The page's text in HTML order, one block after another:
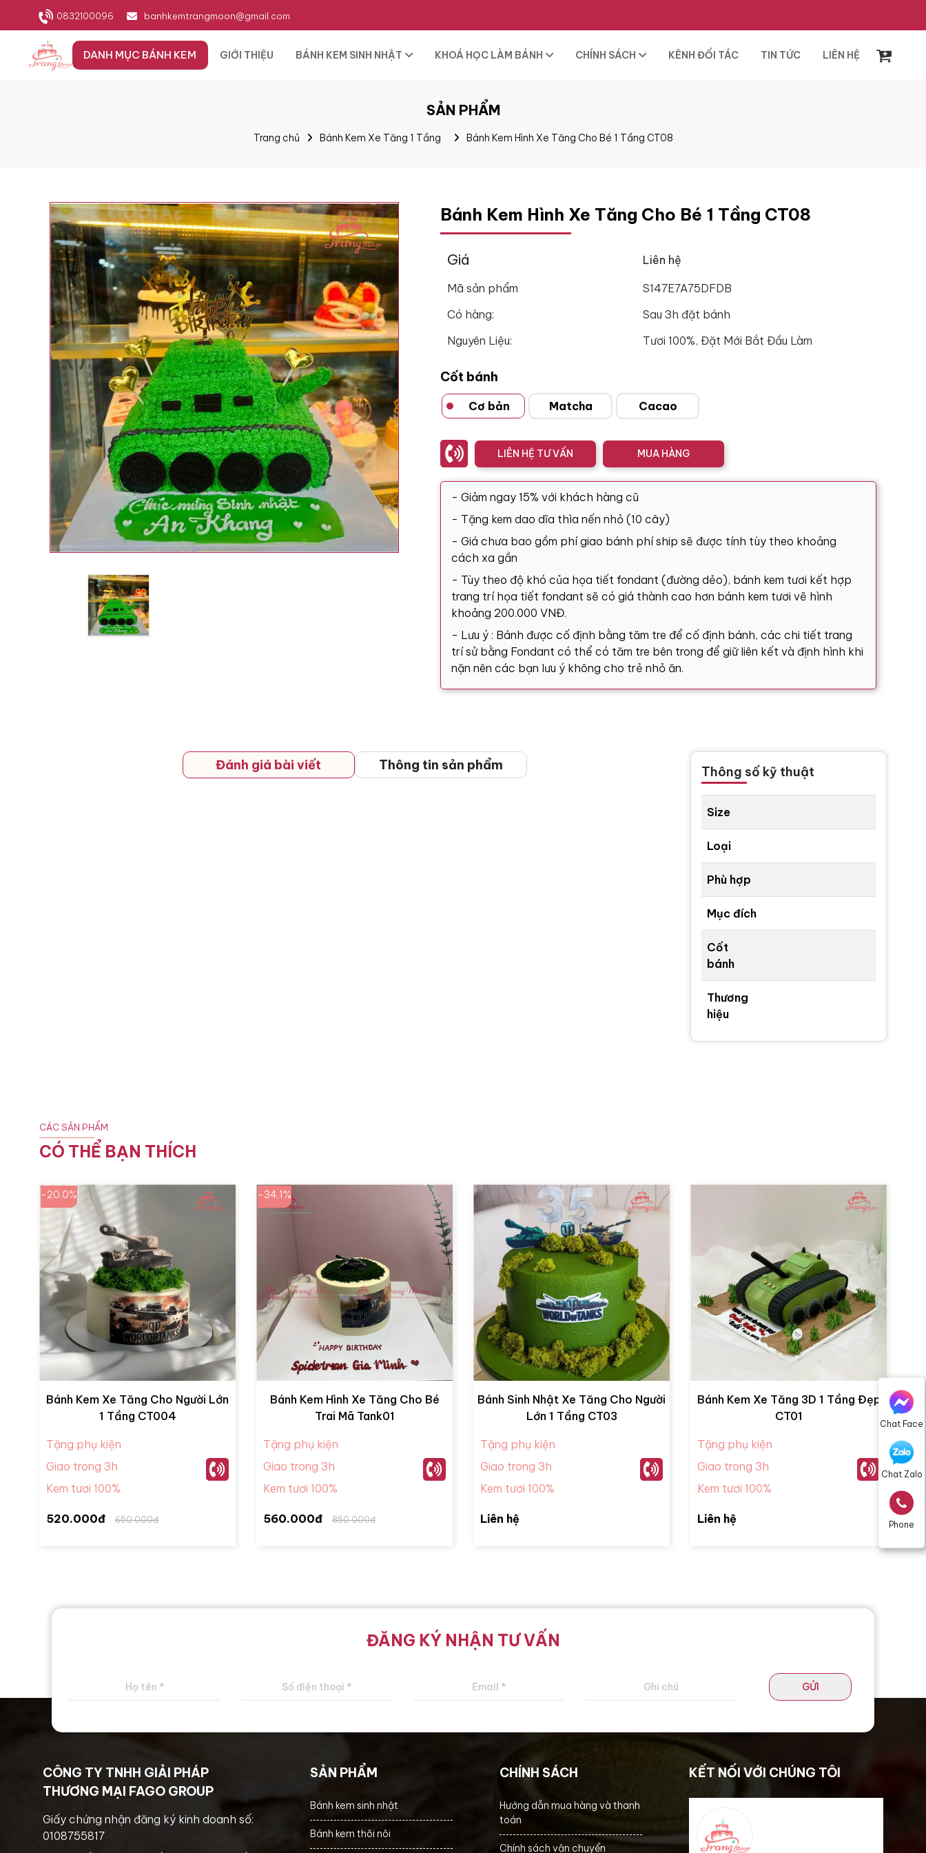
0832100096 banhkemtrangmoon@gmail.com
DANH MỤC BÁNH KEM GIỚI THIỆU BÁNH KEM SINH NHẬT KHOÁ HỌC LÀM BÁNH CHÍNH SÁCH KÊNH ĐỐI TÁC TIN TỨC LIÊN HỆ
Chat Face
Chat Zalo
Phone
SẢN PHẨM
Trang chủ Bánh Kem Xe Tăng 1 Tầng Bánh Kem Hình Xe Tăng Cho Bé 1 Tầng CT08
Bánh Kem Hình Xe Tăng Cho Bé 1 Tầng CT08
Giá Liên hệ
Mã sản phẩm
S147E7A75DFDB
Có hàng:
Sau 3h đặt bánh
Nguyên Liệu:
Tươi 100%, Đặt Mới Bắt Đầu Làm
Cốt bánh
Cơ bản Matcha Cacao
LIÊN HỆ TƯ VẤN MUA HÀNG
- Giảm ngay 15% với khách hàng cũ
- Tặng kem dao dĩa thìa nến nhỏ (10 cây)
- Giá chưa bao gồm phí giao bánh phí ship sẽ được tính tùy theo khoảng
cách xa gần
- Tùy theo độ khó của họa tiết fondant (đường dẻo), bánh kem tươi kết hợp
trang trí họa tiết fondant sẽ có giá thành cao hơn bánh kem tươi vẽ hình
khoảng 200.000 VNĐ.
- Lưu ý : Bánh được cố định bằng tăm tre để cố định bánh, các chi tiết trang
trí sử bằng Fondant có thể có tăm tre bên trong để giữ liên kết và định hình khi
nặn nên các bạn lưu ý không cho trẻ nhỏ ăn.
Đánh giá bài viết Thông tin sản phẩm Thông số kỹ thuật
Size
Loại
Phù hợp
Mục đích
Cốt
bánh
Thương
hiệu
CÁC SẢN PHẨM
CÓ THỂ BẠN THÍCH
-20.0%
Bánh Kem Xe Tăng Cho Người Lớn
1 Tầng CT004
Tặng phụ kiện
Giao trong 3h
Kem tươi 100%
520.000đ 650.000đ
-34.1%
Bánh Kem Hình Xe Tăng Cho Bé
Trai Mã Tank01
Tặng phụ kiện
Giao trong 3h
Kem tươi 100%
560.000đ 850.000đ
Bánh Sinh Nhật Xe Tăng Cho Người
Lớn 1 Tầng CT03
Tặng phụ kiện
Giao trong 3h
Kem tươi 100%
Liên hệ
Bánh Kem Xe Tăng 3D 1 Tầng Đẹp
CT01
Tặng phụ kiện
Giao trong 3h
Kem tươi 100%
Liên hệ
ĐĂNG KÝ NHẬN TƯ VẤN
GỬI
CÔNG TY TNHH GIẢI PHÁP
THƯƠNG MẠI FAGO GROUP
Giấy chứng nhận đăng ký kinh doanh số:
0108755817
SẢN PHẨM
Bánh kem sinh nhật
Bánh kem thôi nôi
CHÍNH SÁCH
Hướng dẫn mua hàng và thanh
toán
Chính sách vận chuyển
KẾT NỐI VỚI CHÚNG TÔI